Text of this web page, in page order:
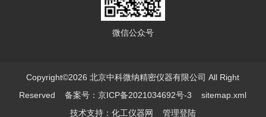
微信公众号
Copyright©2026 北京中科微纳精密仪器有限公司 All Right
Reserved备案号：京ICP备2021034692号-3
sitemap.xml
技术支持： 化工仪器网 管理登陆